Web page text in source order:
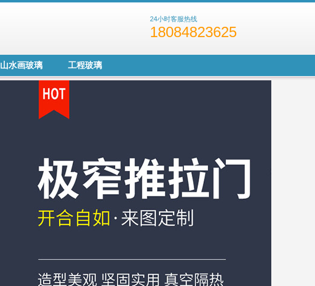
24小时客服热线
18084823625
山水画玻璃 工程玻璃